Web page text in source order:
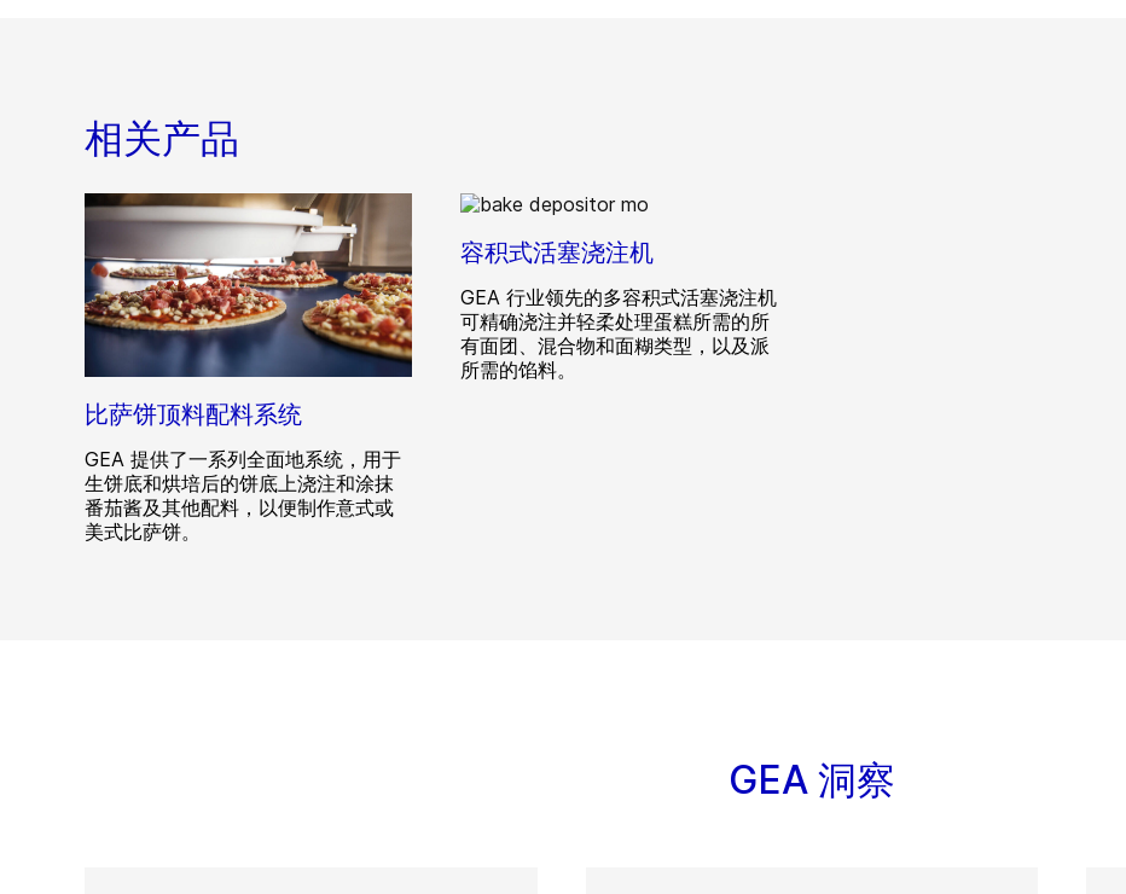
相关产品
比萨饼顶料配料系统
GEA 提供了一系列全面地系统，用于
生饼底和烘培后的饼底上浇注和涂抹
番茄酱及其他配料，以便制作意式或
美式比萨饼。
容积式活塞浇注机
GEA 行业领先的多容积式活塞浇注机
可精确浇注并轻柔处理蛋糕所需的所
有面团、混合物和面糊类型，以及派
所需的馅料。
GEA 洞察